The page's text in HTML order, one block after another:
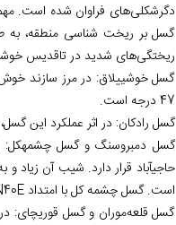
دگرشکلی‌های فراوان شده است.
گسل بر ریخت شناسی منطقه، به
ریختگی‌های شدید در تاقدیس
گسل خوش‏ییلاق: در مرز سازند
47 درجه است.
گسل رادکان: در اثر عملکرد این
گسل دمبروسنگ و گسل چشمه‏کل:
است. گسل چشمه کل با امتداد N40E چپ‏گرد، سبب جابه‌جایی در آهک‏های ژوراسیک پایانی شده است. این آهک‌ها خرد و به شدت هماتیتی شده‌اند.
گسل قلعه‌موران و گسل قوری‏چای: